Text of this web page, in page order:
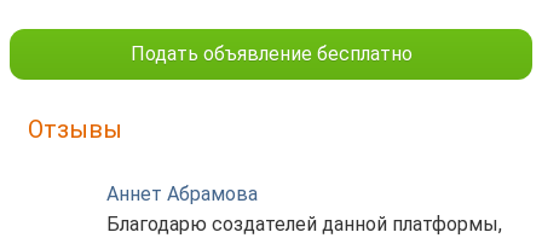
Подать объявление бесплатно
Отзывы
Аннет Абрамова
Благодарю создателей данной платформы,